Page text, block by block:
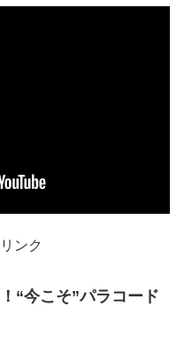
ンク
“今こそ”パラコード